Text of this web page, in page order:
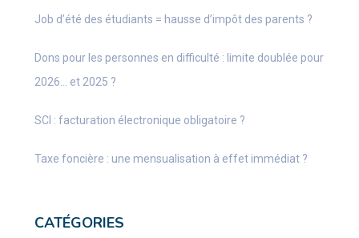
Job d’été des étudiants = hausse d’impôt des parents ?
Dons pour les personnes en difficulté : limite doublée pour
2026… et 2025 ?
SCI : facturation électronique obligatoire ?
Taxe foncière : une mensualisation à effet immédiat ?
CATÉGORIES